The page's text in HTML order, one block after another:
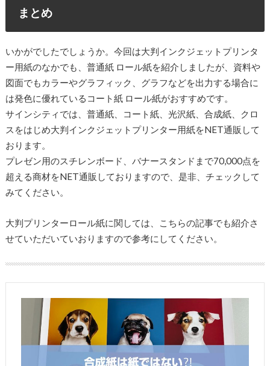
まとめ
いかがでしたでしょうか。今回は大判インクジェットプリンタ
ー用紙のなかでも、普通紙 ロール紙を紹介しましたが、資料や
図面でもカラーやグラフィック、グラフなどを出力する場合に
は発色に優れているコート紙 ロール紙がおすすめです。
サインシティでは、普通紙、コート紙、光沢紙、合成紙、クロ
スをはじめ大判インクジェットプリンター用紙をNET通販して
おります。
プレゼン用のスチレンボード、バナースタンドまで70,000点を
超える商材をNET通販しておりますので、是非、チェックして
みてください。
大判プリンターロール紙に関しては、こちらの記事でも紹介さ
せていただいていおりますので参考にしてください。